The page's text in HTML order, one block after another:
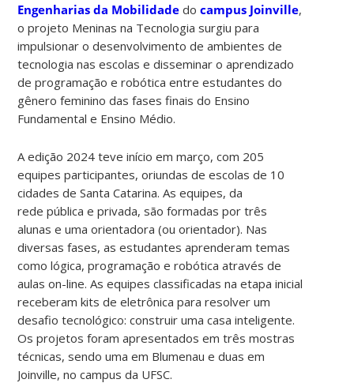
Engenharias da Mobilidade docampus Joinville,
o projeto Meninas na Tecnologia surgiu para
impulsionar o desenvolvimento de ambientes de
tecnologia nas escolas e disseminar o aprendizado
de programação e robótica entre estudantes do
gênero feminino das fases finais do Ensino
Fundamental e Ensino Médio.
A edição 2024 teve início em março, com 205
equipes participantes, oriundas de escolas de 10
cidades de Santa Catarina. As equipes, da
rede pública e privada, são formadas por três
alunas e uma orientadora (ou orientador). Nas
diversas fases, as estudantes aprenderam temas
como lógica, programação e robótica através de
aulas on-line. As equipes classificadas na etapa inicial
receberam kits de eletrônica para resolver um
desafio tecnológico: construir uma casa inteligente.
Os projetos foram apresentados em três mostras
técnicas, sendo uma em Blumenau e duas em
Joinville, no campus da UFSC.